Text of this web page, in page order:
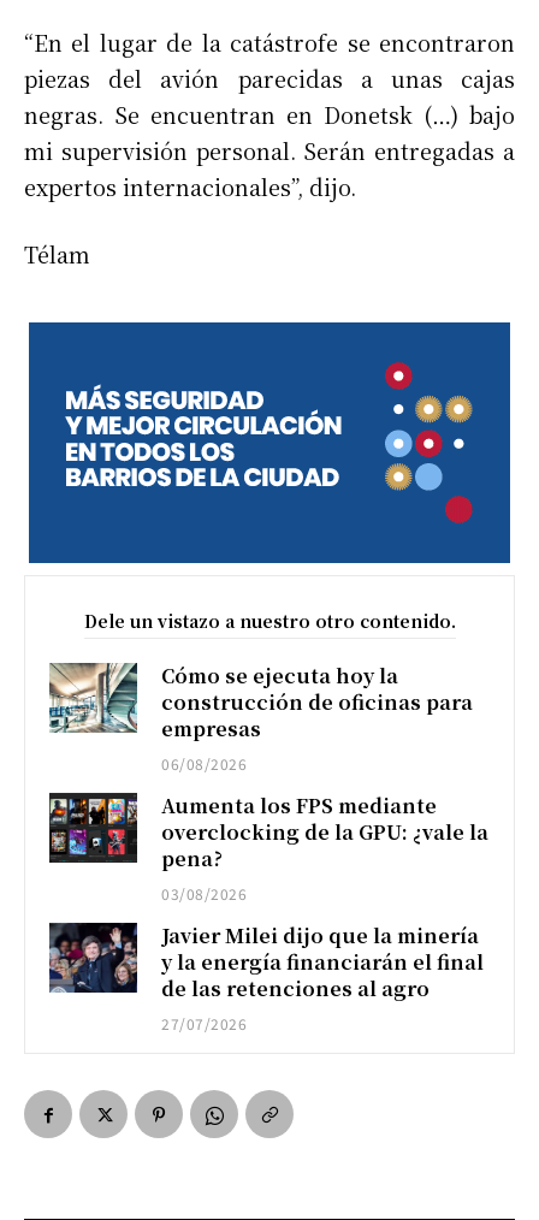
“En el lugar de la catástrofe se encontraron
piezas del avión parecidas a unas cajas
negras. Se encuentran en Donetsk (…) bajo
mi supervisión personal. Serán entregadas a
expertos internacionales”, dijo.
Télam
Dele un vistazo a nuestro otro contenido.
Cómo se ejecuta hoy la
construcción de oficinas para
empresas
06/08/2026
Aumenta los FPS mediante
overclocking de la GPU: ¿vale la
pena?
03/08/2026
Javier Milei dijo que la minería
y la energía financiarán el final
de las retenciones al agro
27/07/2026